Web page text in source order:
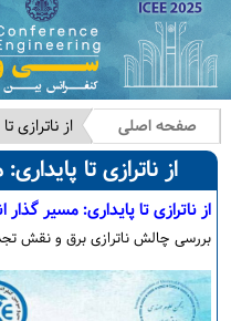
صفحه اصلی از ناترازی
از ناترازی تا
از ناترازی تا پایداری: مسیر گذار
بررسی چالش ناترازی برق و نقش